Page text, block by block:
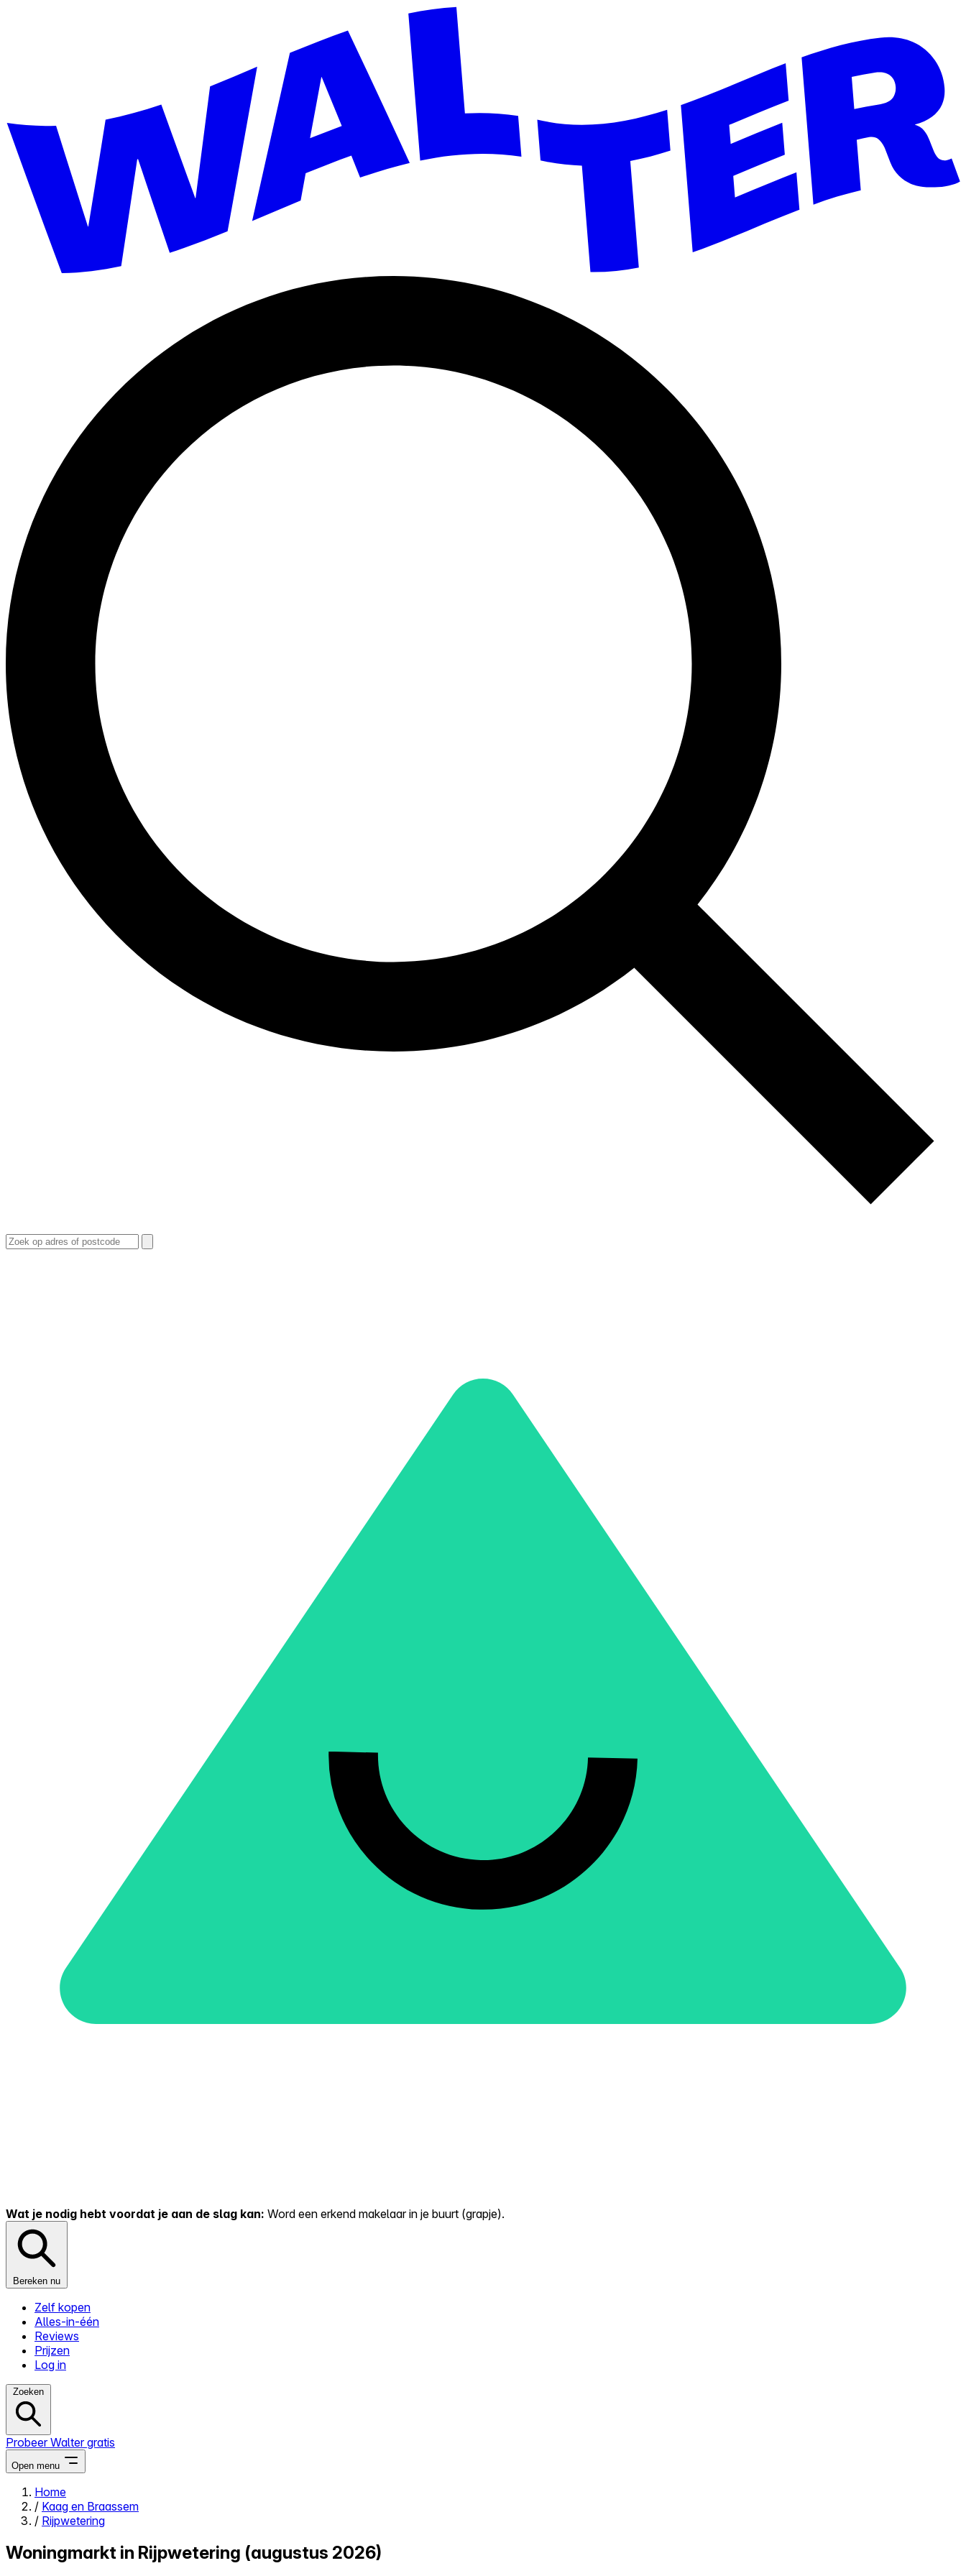
Wat je nodig hebt voordat je aan de slag kan: Word een erkend makelaar in je buurt (grapje).
Bereken nu
Zelf kopen
Alles-in-één
Reviews
Prijzen
Log in
Zoeken
Probeer Walter gratis
Open menu
Close menu
Home
/ Kaag en Braassem
/ Rijpwetering
Woningmarkt in Rijpwetering (augustus 2026)